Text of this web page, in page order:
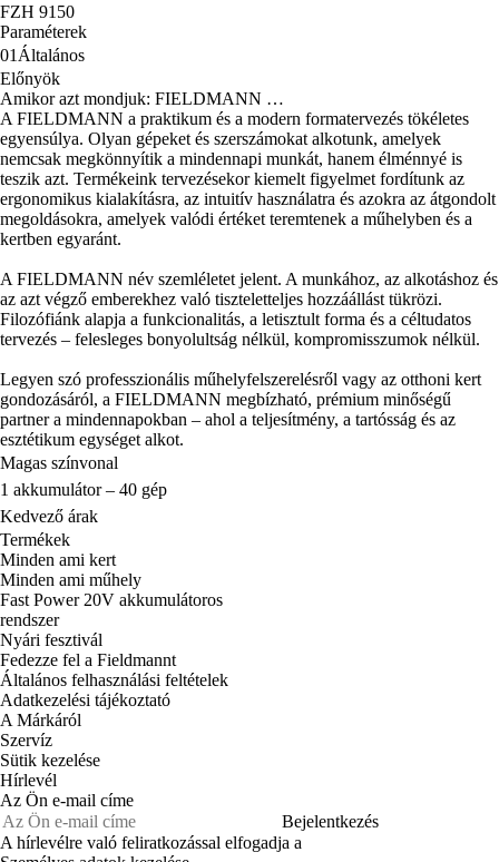
FZH 9150
Paraméterek
01 Általános
Előnyök
Amikor azt mondjuk: FIELDMANN …
A FIELDMANN a praktikum és a modern formatervezés tökéletes
egyensúlya. Olyan gépeket és szerszámokat alkotunk, amelyek
nemcsak megkönnyítik a mindennapi munkát, hanem élménnyé is
teszik azt. Termékeink tervezésekor kiemelt figyelmet fordítunk az
ergonomikus kialakításra, az intuitív használatra és azokra az átgondolt
megoldásokra, amelyek valódi értéket teremtenek a műhelyben és a
kertben egyaránt.
A FIELDMANN név szemléletet jelent. A munkához, az alkotáshoz és
az azt végző emberekhez való tiszteletteljes hozzáállást tükrözi.
Filozófiánk alapja a funkcionalitás, a letisztult forma és a céltudatos
tervezés – felesleges bonyolultság nélkül, kompromisszumok nélkül.
Legyen szó professzionális műhelyfelszerelésről vagy az otthoni kert
gondozásáról, a FIELDMANN megbízható, prémium minőségű
partner a mindennapokban – ahol a teljesítmény, a tartósság és az
esztétikum egységet alkot.
Magas színvonal
1 akkumulátor – 40 gép
Kedvező árak
Termékek
Minden ami kert
Minden ami műhely
Fast Power 20V akkumulátoros
rendszer
Nyári fesztivál
Fedezze fel a Fieldmannt
Általános felhasználási feltételek
Adatkezelési tájékoztató
A Márkáról
Szervíz
Sütik kezelése
Hírlevél
Az Ön e-mail címe
Bejelentkezés
A hírlevélre való feliratkozással elfogadja a